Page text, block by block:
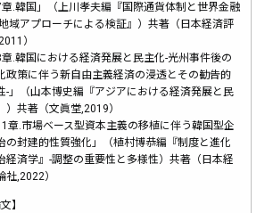
章.韓国」（上川孝夫編『国際通貨体制と世界金融
域アプローチによる検証』）共著（日本経済評
）
章.韓国における経済発展と民主化-光州事件後の
政策に伴う新自由主義経済の浸透とその勧告的
-」（山本博史編『アジアにおける経済発展と民
）共著（文眞堂,2019）
章.市場ベース型資本主義の移植に伴う韓国型企
の封建的性質強化」（植村博恭編『制度と進化
経済学』-調整の重要性と多様性）共著（日本経
社,2022）
】